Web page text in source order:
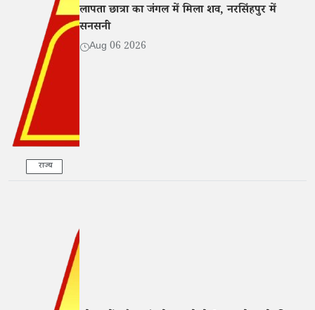
राज्य
लापता छात्रा का जंगल में मिला शव, नरसिंहपुर में
सनसनी
Aug 06 2026